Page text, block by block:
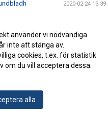
2020-02-24 13:39
2020-02-11 15:19
2020-02-07 17:46
steg 4! 2020-02-03 17:26
använder vi nödvändiga
inte att stänga av.
cookies, t.ex. för statistik
om du vill acceptera dessa.
alla